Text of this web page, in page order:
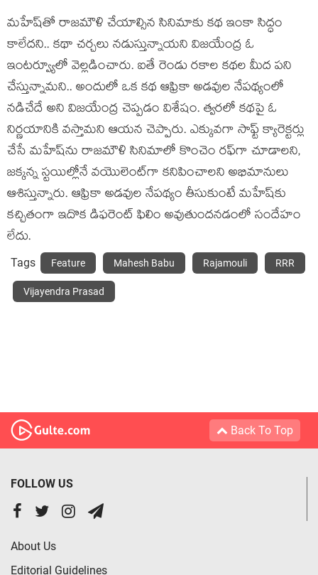
మహేష్‌తో రాజమౌళి చేయాల్సిన సినిమాకు కథ ఇంకా సిద్ధం
కాలేదని.. కథా చర్చలు నడుస్తున్నాయని విజయేంద్ర ఓ
ఇంటర్వ్యూలో వెల్లడించారు. ఐతే రెండు రకాల కథల మీద పని
చేస్తున్నామని.. అందులో ఒక కథ ఆఫ్రికా అడవుల నేపథ్యంలో
నడిచేదే అని విజయేంద్ర చెప్పడం విశేషం. త్వరలో కథపై ఓ
నిర్ణయానికి వస్తామని ఆయన చెప్పారు. ఎక్కువగా సాఫ్ట్ క్యారెక్టర్లు
చేసే మహేష్‌ను రాజమౌళి సినిమాలో కొంచెం రఫ్‌గా చూడాలని,
జక్కన్న స్టయిల్లోనే వయొలెంట్‌గా కనిపించాలని అభిమానులు
ఆశిస్తున్నారు. ఆఫ్రికా అడవుల నేపథ్యం తీసుకుంటే మహేష్‌కు
కచ్చితంగా ఇదొక డిఫరెంట్ ఫిలిం అవుతుందనడంలో సందేహం
లేదు.
Tags Feature Mahesh Babu Rajamouli RRR
Vijayendra Prasad
Back To Top
FOLLOW US
About Us
Editorial Guidelines